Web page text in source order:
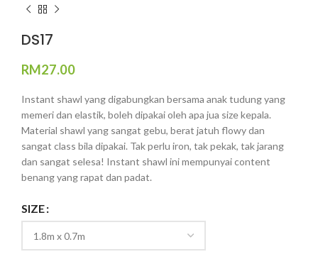
DS17
RM27.00
Instant shawl yang digabungkan bersama anak tudung yang
memeri dan elastik, boleh dipakai oleh apa jua size kepala.
Material shawl yang sangat gebu, berat jatuh flowy dan
sangat class bila dipakai. Tak perlu iron, tak pekak, tak jarang
dan sangat selesa! Instant shawl ini mempunyai content
benang yang rapat dan padat.
SIZE